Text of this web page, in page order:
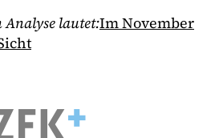
Analyse lautet:Im November